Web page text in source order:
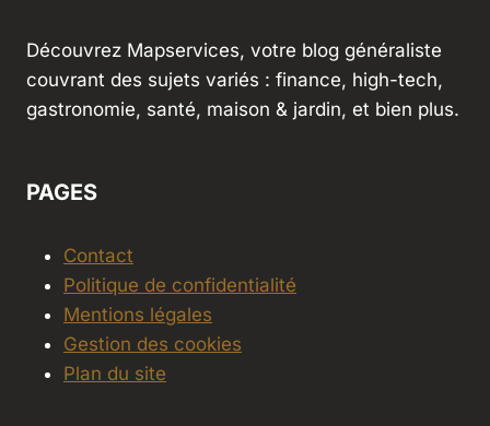
Découvrez Mapservices, votre blog généraliste
couvrant des sujets variés : finance, high-tech,
gastronomie, santé, maison & jardin, et bien plus.
PAGES
Contact
Politique de confidentialité
Mentions légales
Gestion des cookies
Plan du site